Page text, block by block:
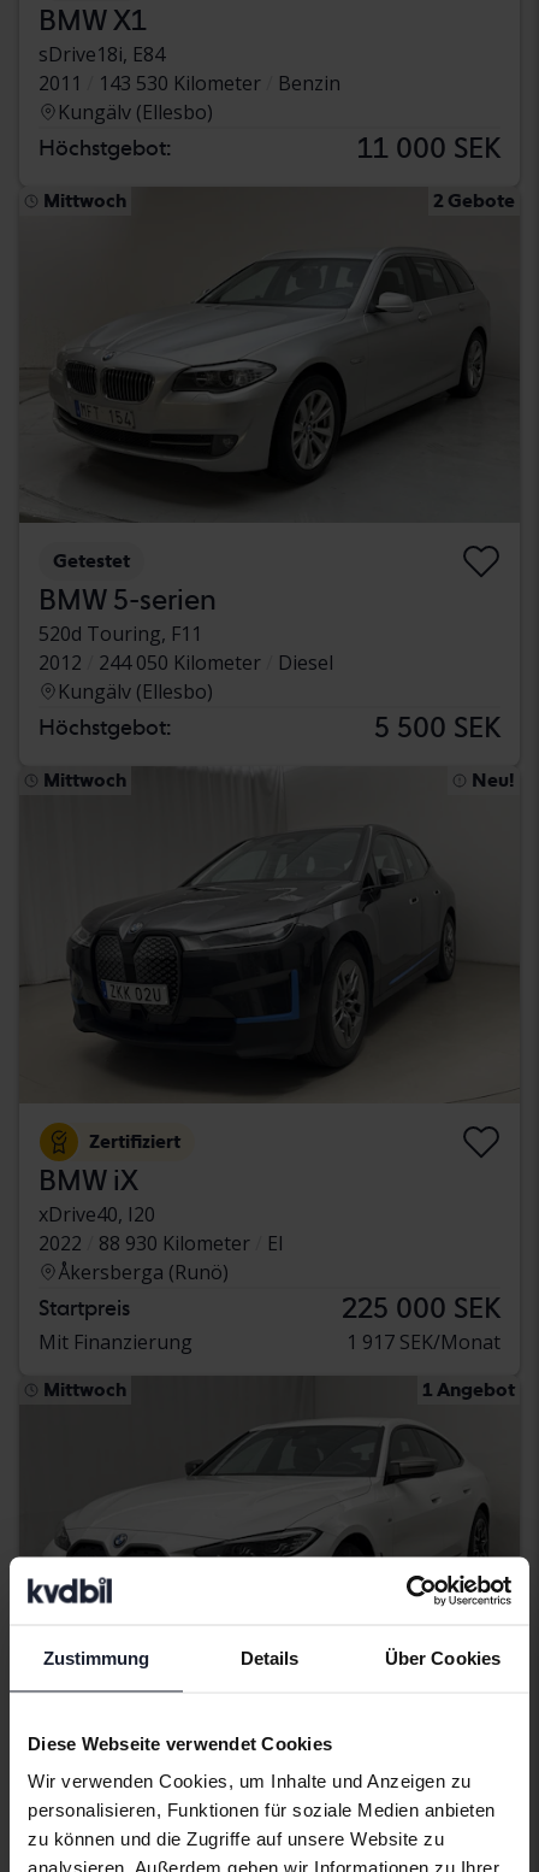
Zustimmung Details Über Cookies
Diese Webseite verwendet Cookies
Wir verwenden Cookies, um Inhalte und Anzeigen zu
personalisieren, Funktionen für soziale Medien anbieten
zu können und die Zugriffe auf unsere Website zu
analysieren. Außerdem geben wir Informationen zu Ihrer
BMW X1
sDrive18i, E84
2011
143 530 Kilometer
Benzin
Kungälv (Ellesbo)
Höchstgebot: 11 000 SEK
Mittwoch 2 Gebote
Getestet
BMW 5-serien
520d Touring, F11
2012
244 050 Kilometer
Diesel
Kungälv (Ellesbo)
Höchstgebot: 5 500 SEK
Mittwoch Neu!
Zertifiziert
BMW iX
xDrive40, I20
2022
88 930 Kilometer
El
Åkersberga (Runö)
Startpreis 225 000 SEK
Mit Finanzierung 1 917 SEK/Monat
Mittwoch 1 Angebot
Zertifiziert
BMW i4
M50 xDrive, G26
2024
45 130 Kilometer
El